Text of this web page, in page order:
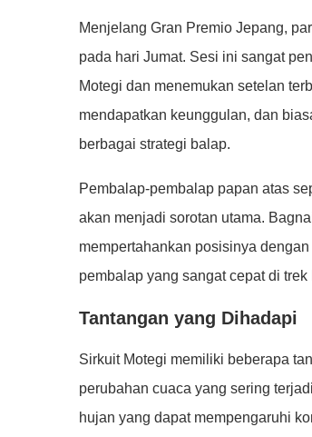
Menjelang Gran Premio Jepang,
pada hari Jumat. Sesi ini sangat
Motegi dan menemukan setelan
mendapatkan keunggulan, dan
berbagai strategi balap.
Pembalap-pembalap papan atas
akan menjadi sorotan utama.
mempertahankan posisinya
pembalap yang sangat cepat di
Tantangan yang Dihadapi
Sirkuit Motegi memiliki beberapa
perubahan cuaca yang sering
hujan yang dapat mempengaruhi